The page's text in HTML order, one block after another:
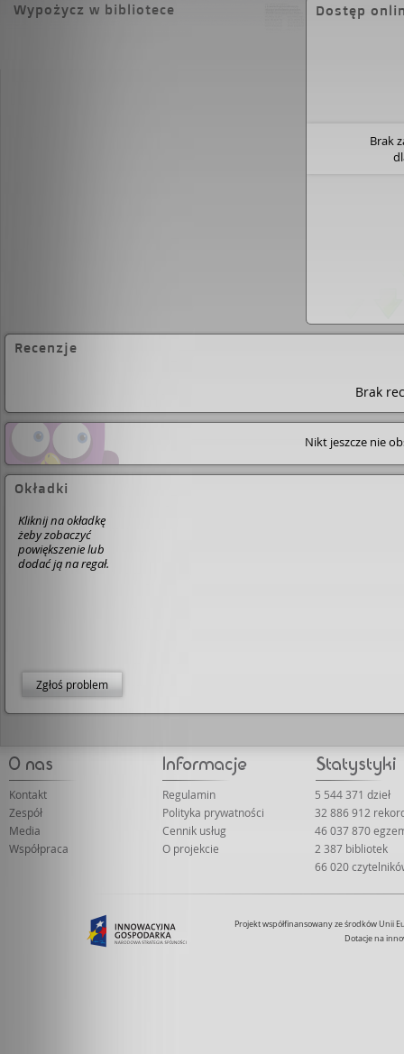
Wypożycz w bibliotece Dostęp
Brak
Recenzje
Brak
Nikt jeszcze nie
Okładki
Kliknij na okładkę
żeby zobaczyć
powiększenie lub
dodać ją na regał.
Zgłoś problem
Kontakt
Zespół
Media
Współpraca
Regulamin
Polityka prywatności
Cennik usług
O projekcie
5 544 371 dzieł
32 886 912
46 037 870
2 387 bibliotek
66 020
Projekt współfinansowany ze środków Unii
Dotacje na